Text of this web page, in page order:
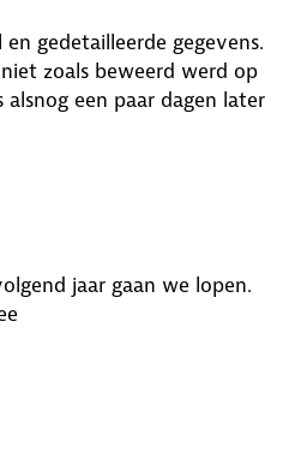
gedetailleerde gegevens.
zoals beweerd werd op
een paar dagen later
jaar gaan we lopen.